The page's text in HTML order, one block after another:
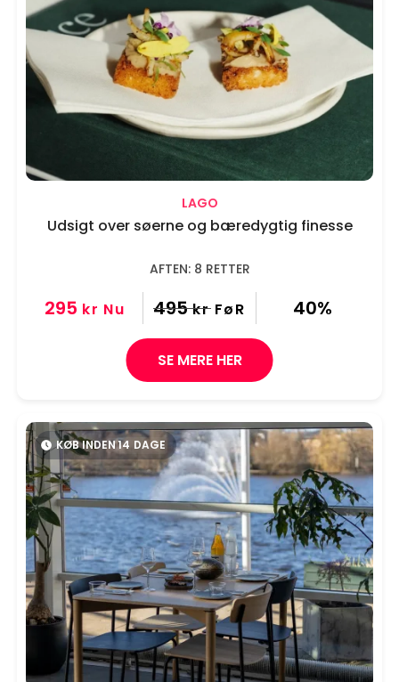
LAGO
Udsigt over søerne og bæredygtig finesse
AFTEN: 8 RETTER
295 kr Nu 495 kr FøR 40%
SE MERE HER
KØB INDEN14 DAGE